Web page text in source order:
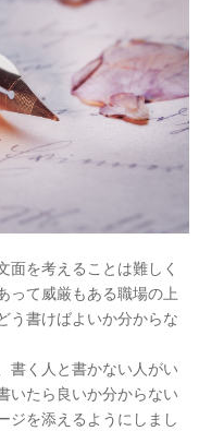
面を考えることは難しく
って威厳もある職場の上
う書けばよいか分からな
書く人と書かない人がい
いたら良いか分からない
ジを添えるようにしまし